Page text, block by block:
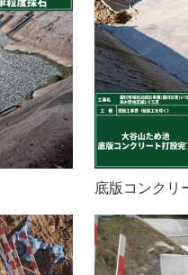
底版コンクリ